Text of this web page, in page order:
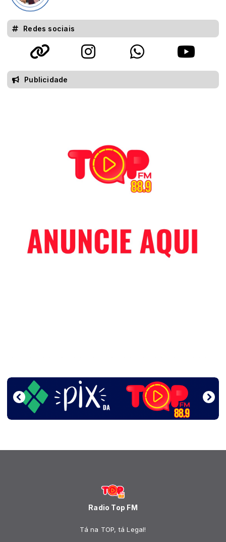
Redes sociais
Publicidade
Radio Top FM
Tá na TOP, tá Legal!